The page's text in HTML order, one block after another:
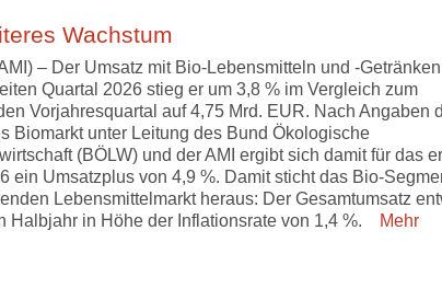
Wachstum
– Der Umsatz mit Bio-Lebensmitteln und -
Quartal 2026 stieg er um 3,8 % im Vergleich zum
Vorjahresquartal auf 4,75 Mrd. EUR. Nach Angaben
Biomarkt unter Leitung des Bund Ökologische
(BÖLW) und der AMI ergibt sich damit für das
ein Umsatzplus von 4,9 %. Damit sticht das Bio-
Lebensmittelmarkt heraus: Der Gesamtumsatz
Halbjahr in Höhe der Inflationsrate von 1,4 %.
Mehr